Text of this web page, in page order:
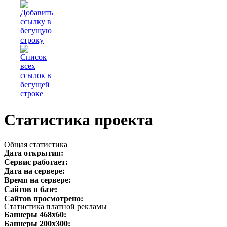
Статистика проекта
Общая статистика
Дата открытия:
Сервис работает:
Дата на сервере:
Время на сервере:
Сайтов в базе:
Сайтов просмотрено:
Статистика платной рекламы
Баннеры 468х60:
Баннеры 200х300: